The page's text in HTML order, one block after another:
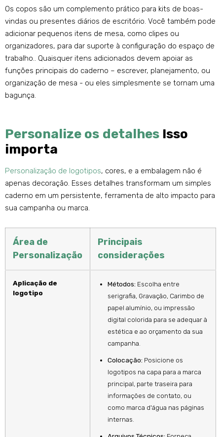
Os copos são um complemento prático para kits de boas-
vindas ou presentes diários de escritório. Você também pode
adicionar pequenos itens de mesa, como clipes ou
organizadores, para dar suporte à configuração do espaço de
trabalho.. Quaisquer itens adicionados devem apoiar as
funções principais do caderno – escrever, planejamento, ou
organização de mesa - ou eles simplesmente se tornam uma
bagunça.
Personalize os detalhesIsso
importa
Personalização de logotipos, cores, e a embalagem não é
apenas decoração. Esses detalhes transformam um simples
caderno em um persistente, ferramenta de alto impacto para
sua campanha ou marca.
Área de
Personalização
Principais
considerações
Aplicação de
logotipo
Métodos: Escolha entre
serigrafia, Gravação, Carimbo de
papel alumínio, ou impressão
digital colorida para se adequar à
estética e ao orçamento da sua
campanha.
Colocação: Posicione os
logotipos na capa para a marca
principal, parte traseira para
informações de contato, ou
como marca d'água nas páginas
internas.